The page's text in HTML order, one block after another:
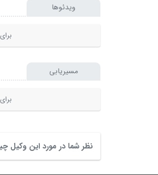
ویدئوها
مسیریابی
نظر شما در مورد این وکیل